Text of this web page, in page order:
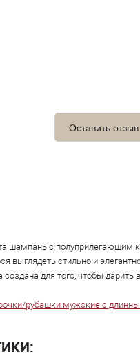
Оставить отзыв
шампань с полуприлегающим
выглядеть стильно и
создана для того, чтобы
рубашки мужские с